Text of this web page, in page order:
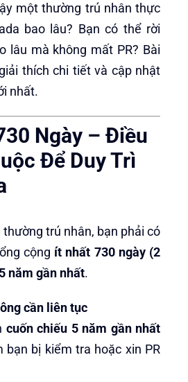
một thường trú nhân thực
bao lâu? Bạn có thể rời
lâu mà không mất PR? Bài
thích chi tiết và cập nhật
nhất.
Ngày – Điều
Để Duy Trì
trú nhân, bạn phải có
cộng ít nhất 730 ngày (2
5 năm gần nhất.
cần liên tục
cuốn chiếu 5 năm gần nhất
bạn bị kiểm tra hoặc xin PR